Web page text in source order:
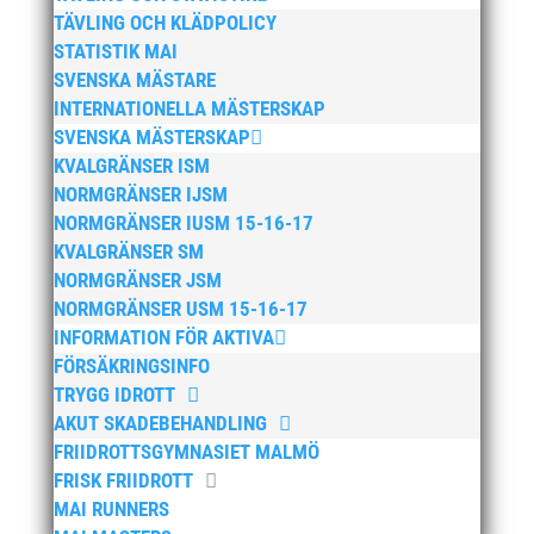
TÄVLING OCH KLÄDPOLICY
STATISTIK MAI
SVENSKA MÄSTARE
INTERNATIONELLA MÄSTERSKAP
SVENSKA MÄSTERSKAP
KVALGRÄNSER ISM
NORMGRÄNSER IJSM
NORMGRÄNSER IUSM 15-16-17
KVALGRÄNSER SM
NORMGRÄNSER JSM
NORMGRÄNSER USM 15-16-17
INFORMATION FÖR AKTIVA
FÖRSÄKRINGSINFO
TRYGG IDROTT
AKUT SKADEBEHANDLING
FRIIDROTTSGYMNASIET MALMÖ
FRISK FRIIDROTT
MAI RUNNERS
april 2025
mars 2025
januari 2025
oktober 2024
september 2024
augusti 2024
juni 2024
april 2024
mars 2024
februari 2024
januari 2024
december 2023
maj 2023
april 2023